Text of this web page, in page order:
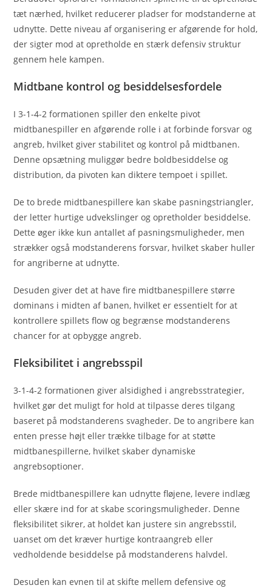
tæt nærhed, hvilket reducerer pladser for modstanderne at
udnytte. Dette niveau af organisering er afgørende for hold,
der sigter mod at opretholde en stærk defensiv struktur
gennem hele kampen.
Midtbane kontrol og besiddelsesfordele
I 3-1-4-2 formationen spiller den enkelte pivot
midtbanespiller en afgørende rolle i at forbinde forsvar og
angreb, hvilket giver stabilitet og kontrol på midtbanen.
Denne opsætning muliggør bedre boldbesiddelse og
distribution, da pivoten kan diktere tempoet i spillet.
De to brede midtbanespillere kan skabe pasningstriangler,
der letter hurtige udvekslinger og opretholder besiddelse.
Dette øger ikke kun antallet af pasningsmuligheder, men
strækker også modstanderens forsvar, hvilket skaber huller
for angriberne at udnytte.
Desuden giver det at have fire midtbanespillere større
dominans i midten af banen, hvilket er essentielt for at
kontrollere spillets flow og begrænse modstanderens
chancer for at opbygge angreb.
Fleksibilitet i angrebsspil
3-1-4-2 formationen giver alsidighed i angrebsstrategier,
hvilket gør det muligt for hold at tilpasse deres tilgang
baseret på modstanderens svagheder. De to angribere kan
enten presse højt eller trække tilbage for at støtte
midtbanespillerne, hvilket skaber dynamiske
angrebsoptioner.
Brede midtbanespillere kan udnytte fløjene, levere indlæg
eller skære ind for at skabe scoringsmuligheder. Denne
fleksibilitet sikrer, at holdet kan justere sin angrebsstil,
uanset om det kræver hurtige kontraangreb eller
vedholdende besiddelse på modstanderens halvdel.
Desuden kan evnen til at skifte mellem defensive og